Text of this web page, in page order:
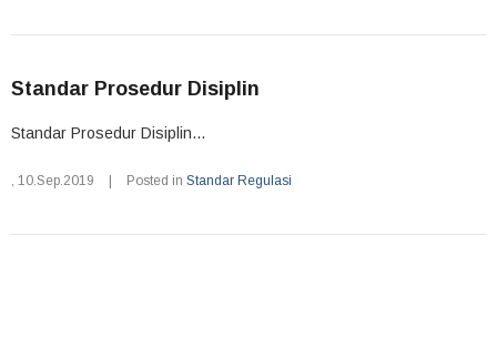
Standar Prosedur Disiplin
Standar Prosedur Disiplin...
, 10.Sep.2019 Posted in Standar Regulasi